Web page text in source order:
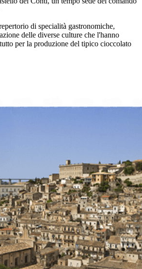
di specialità gastronomiche,
delle diverse culture che l'hanno
per la produzione del tipico cioccolato